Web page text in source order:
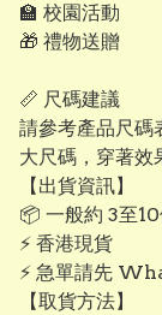
🏫 校園活動
🎁 禮物送贈
📏 尺碼建議
請參考產品尺碼
大尺碼，穿著效
【出貨資訊】
📦 一般約 3至10
⚡ 香港現貨
⚡ 急單請先
【取貨方法】